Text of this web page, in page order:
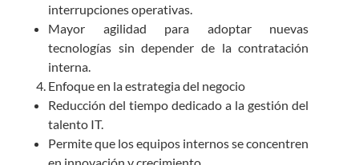
interrupciones operativas.
Mayor agilidad para adoptar nuevas
tecnologías sin depender de la contratación
interna.
Enfoque en la estrategia del negocio
Reducción del tiempo dedicado a la gestión del
talento IT.
Permite que los equipos internos se concentren